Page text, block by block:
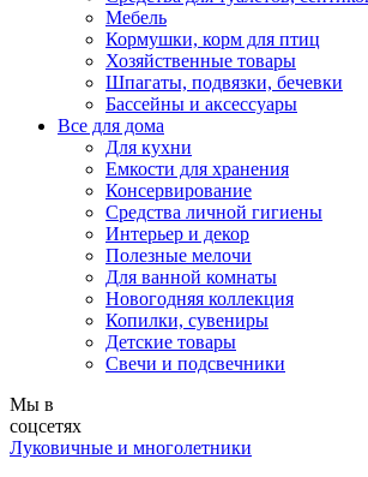
Мебель
Кормушки, корм для птиц
Хозяйственные товары
Шпагаты, подвязки, бечевки
Бассейны и аксессуары
Все для дома
Для кухни
Емкости для хранения
Консервирование
Средства личной гигиены
Интерьер и декор
Полезные мелочи
Для ванной комнаты
Новогодняя коллекция
Копилки, сувениры
Детские товары
Свечи и подсвечники
Мы в
соцсетях
Луковичные и многолетники